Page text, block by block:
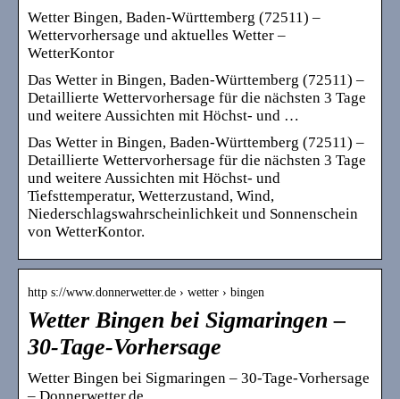
Wetter Bingen, Baden-Württemberg (72511) –
Wettervorhersage und aktuelles Wetter –
WetterKontor
Das Wetter in Bingen, Baden-Württemberg (72511) –
Detaillierte Wettervorhersage für die nächsten 3 Tage
und weitere Aussichten mit Höchst- und …
Das Wetter in Bingen, Baden-Württemberg (72511) –
Detaillierte Wettervorhersage für die nächsten 3 Tage
und weitere Aussichten mit Höchst- und
Tiefsttemperatur, Wetterzustand, Wind,
Niederschlagswahrscheinlichkeit und Sonnenschein
von WetterKontor.
http s://www.donnerwetter.de › wetter › bingen
Wetter Bingen bei Sigmaringen –
30-Tage-Vorhersage
Wetter Bingen bei Sigmaringen – 30-Tage-Vorhersage
– Donnerwetter.de